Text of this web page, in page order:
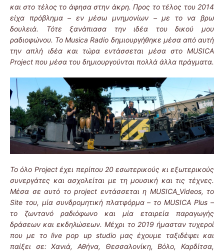
και στο τέλος το άφησα στην άκρη. Προς το τέλος του 2014
είχα πρόβλημα – εν μέσω μνημονίων – με το να βρω
δουλειά. Τότε ξανάπιασα την ιδέα του δικού μου
ραδιοφώνου. Το Musica Radio δημιουργήθηκε μέσα από αυτή
την απλή ιδέα και τώρα εντάσσεται μέσα στο MUSICA
Project που μέσα του δημιουργούνται πολλά άλλα πράγματα.
Το όλο Project έχει περίπου 20 εσωτερικούς κι εξωτερικούς
συνεργάτες και ασχολείται με τη μουσική και τις τέχνες.
Μέσα σε αυτό το project εντάσσεται η MUSICA_Videos, το
Site του, μία συνδρομητική πλατφόρμα – το MUSICA Plus –
το ζωντανό ραδιόφωνο και μία εταιρεία παραγωγής
δράσεων και εκδηλώσεων. Μέχρι το 2019 ήμασταν τυχεροί
που με το live pop up studio μας έχουμε ταξιδέψει και
παίξει σε: Χανιά, Αθήνα, Θεσσαλονίκη, Βόλο, Καρδίτσα,